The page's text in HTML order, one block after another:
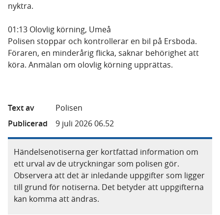
nyktra.
01:13 Olovlig körning, Umeå
Polisen stoppar och kontrollerar en bil på Ersboda.
Föraren, en minderårig flicka, saknar behörighet att
köra. Anmälan om olovlig körning upprättas.
Text av
Polisen
Publicerad
9 juli 2026 06.52
Händelsenotiserna ger kortfattad information om
ett urval av de utryckningar som polisen gör.
Observera att det är inledande uppgifter som ligger
till grund för notiserna. Det betyder att uppgifterna
kan komma att ändras.